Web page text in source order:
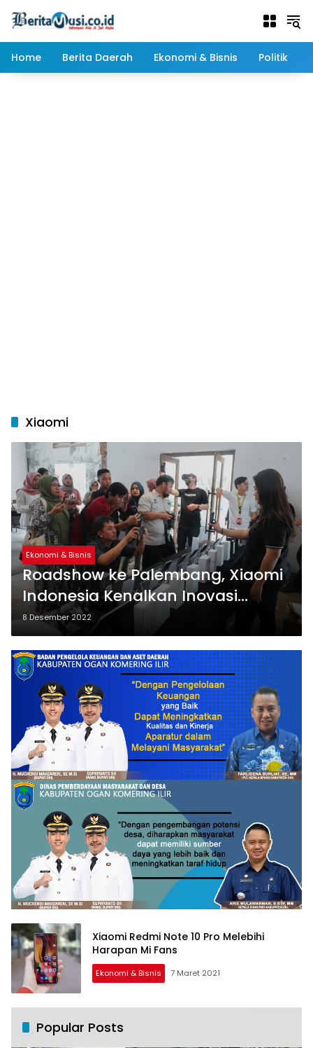
Home
Berita Daerah Ekonomi & Bisnis Politik
Xiaomi
Ekonomi & Bisnis
Roadshow ke Palembang, Xiaomi
Indonesia Kenalkan Inovasi
Sepanjang 2022
8 Desember 2022
Xiaomi Redmi Note 10 Pro Melebihi
Harapan Mi Fans
Ekonomi & Bisnis 7 Maret 2021
Popular Posts